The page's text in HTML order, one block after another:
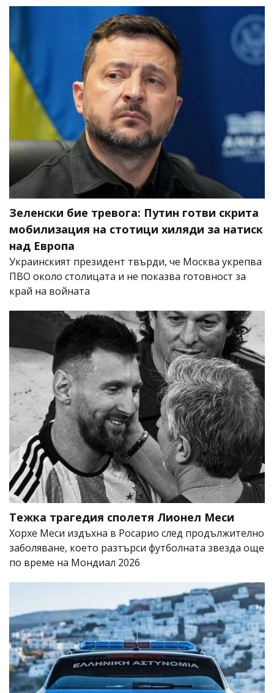
Зеленски бие тревога: Путин готви скрита
мобилизация на стотици хиляди за натиск
над Европа
Украинският президент твърди, че Москва укрепва
ПВО около столицата и не показва готовност за
край на войната
Тежка трагедия сполетя Лионел Меси
Хорхе Меси издъхна в Росарио след продължително
заболяване, което разтърси футболната звезда още
по време на Мондиал 2026